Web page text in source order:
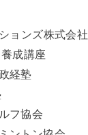
ョンズ株式会社
成講座
経塾
フ協会